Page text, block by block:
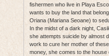
fishermen who live in Playa
wants to buy the land that
Oriana (Mariana Seoane) to
In the midst of a dark night,
she attempts suicide by almost
work to cure her mother of
money, she comes to the